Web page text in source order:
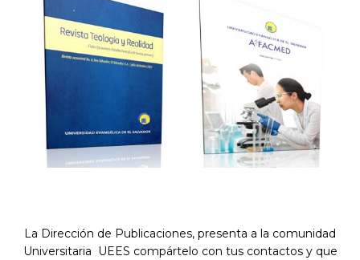
La Dirección de Publicaciones, presenta a la comunidad
Universitaria UEES compártelo con tus contactos y que